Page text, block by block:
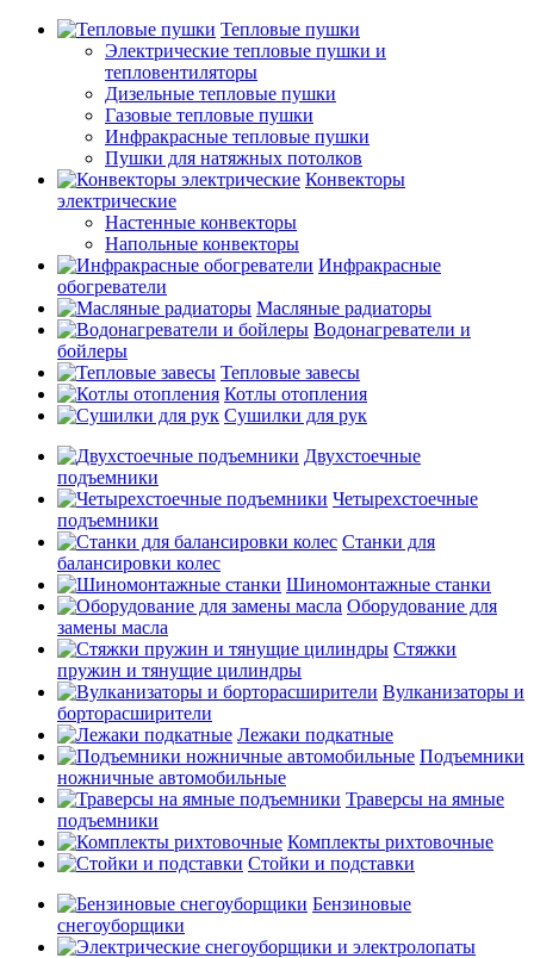
Тепловые пушки
Электрические тепловые пушки и
тепловентиляторы
Дизельные тепловые пушки
Газовые тепловые пушки
Инфракрасные тепловые пушки
Пушки для натяжных потолков
Конвекторы
электрические
Настенные конвекторы
Напольные конвекторы
Инфракрасные
обогреватели
Масляные радиаторы
Водонагреватели и
бойлеры
Тепловые завесы
Котлы отопления
Сушилки для рук
Двухстоечные
подъемники
Четырехстоечные
подъемники
Станки для
балансировки колес
Шиномонтажные станки
Оборудование для
замены масла
Стяжки
пружин и тянущие цилиндры
Вулканизаторы и
борторасширители
Лежаки подкатные
Подъемники
ножничные автомобильные
Траверсы на ямные
подъемники
Комплекты рихтовочные
Стойки и подставки
Бензиновые
снегоуборщики